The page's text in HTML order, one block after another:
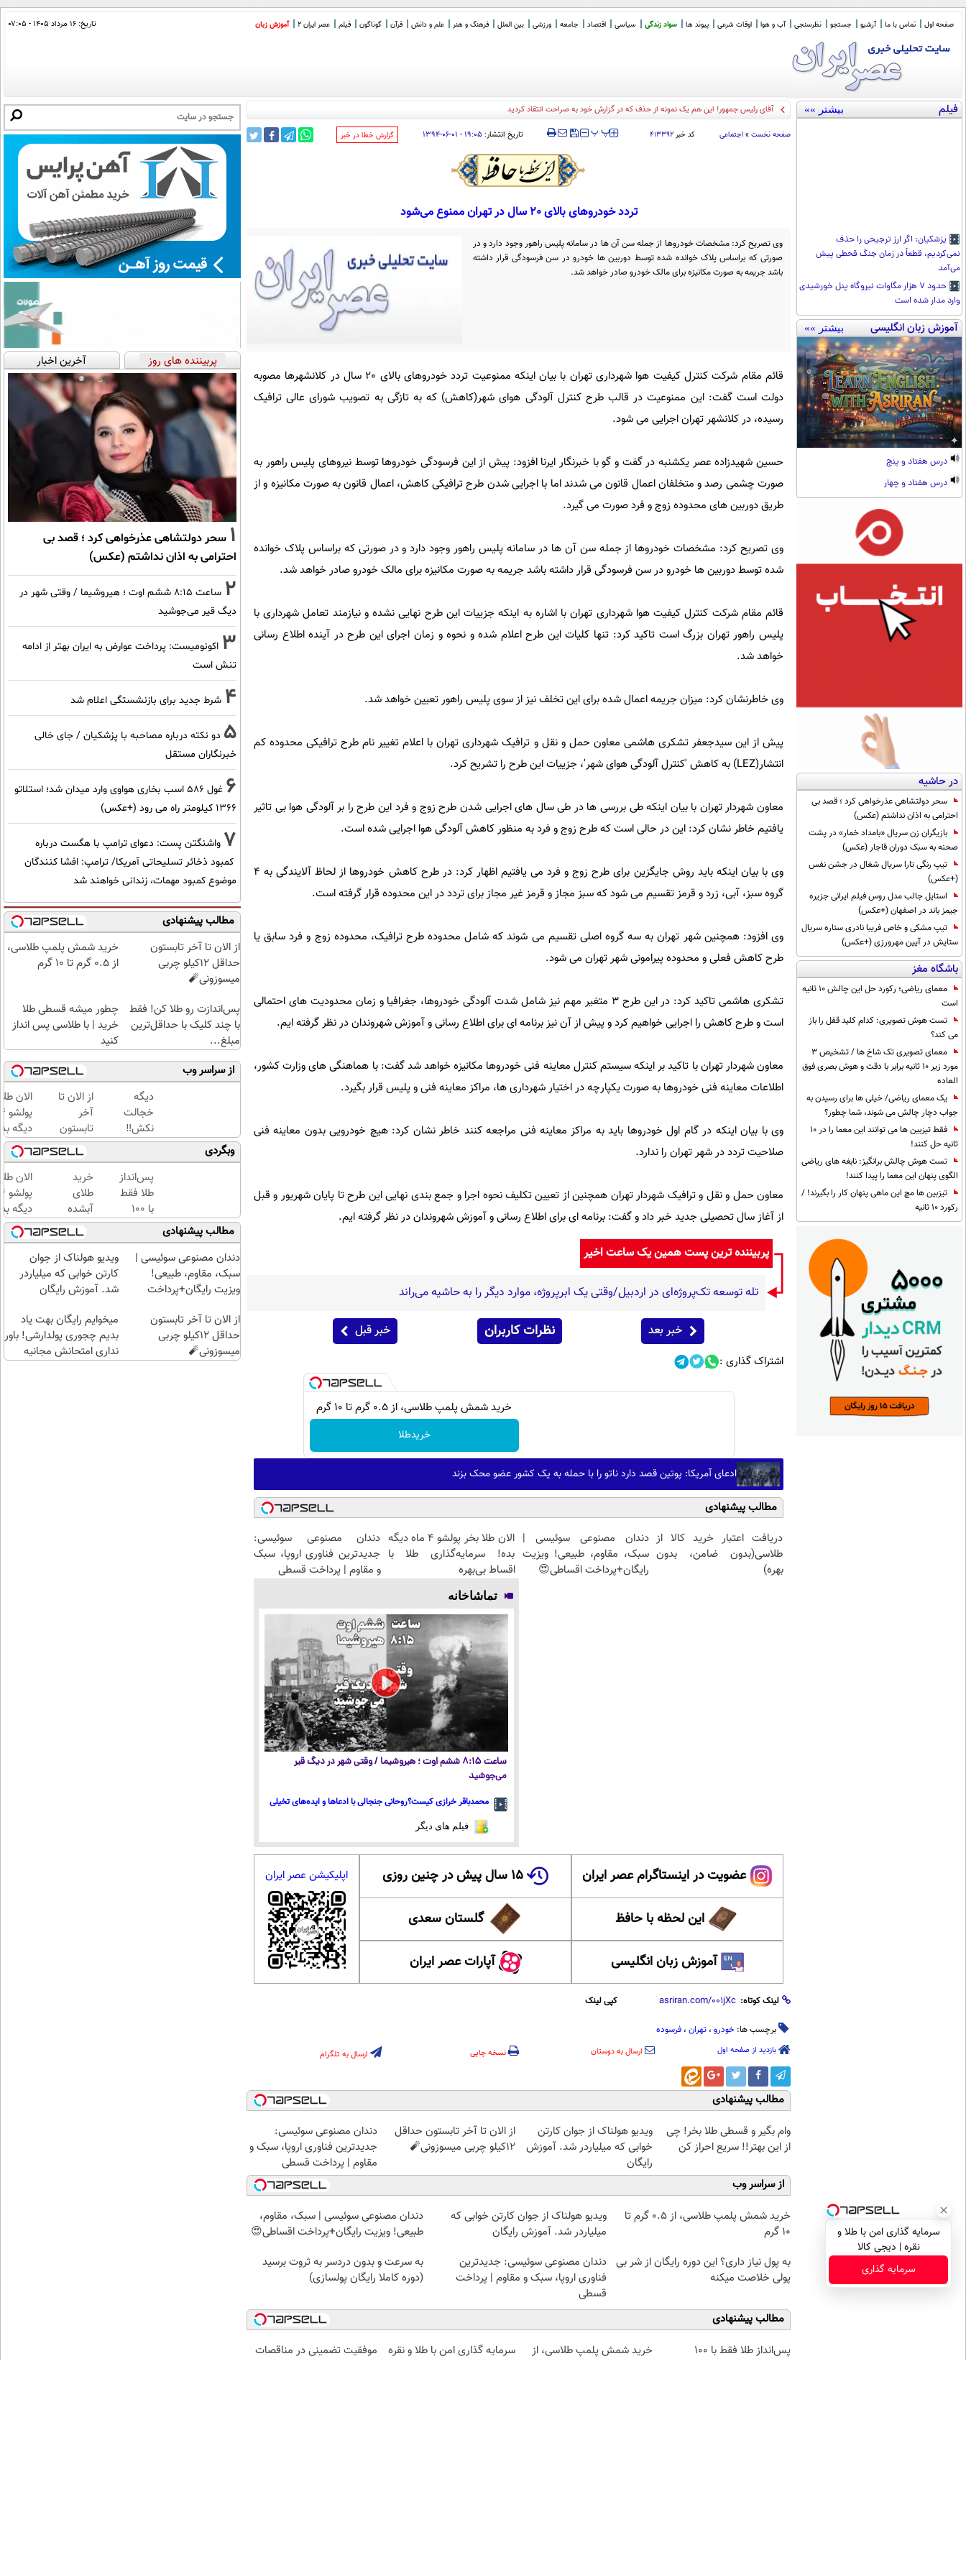
صفحه اول تماس با ما آرشیو جستجو نظرسنجی آب و هوا اوقات شرعی پیوند ها سواد زندگی سیاسی اقتصاد جامعه ورزشی بین الملل فرهنگ و هنر علم و دانش قرآن گوناگون فیلم عصر ایران 2 آموزش زبان تاریخ: ۱۶ مرداد ۱۴۰۵ - ۰۷:۰۵
فیلم بیشتر »»
پزشکیان: اگر ارز ترجیحی را حذف
نمی‌کردیم، قطعاً در زمان جنگ قحطی پیش
می‌آمد
حدود ۷ هزار مگاوات نیروگاه پنل خورشیدی
وارد مدار شده است
آموزش زبان انگلیسی بیشتر »»
درس هفتاد و پنج
درس هفتاد و چهار
در حاشیه
سحر دولتشاهی عذرخواهی کرد ؛ قصد بی
احترامی به اذان نداشتم (عکس)
بازیگران زن سریال «بامداد خمار» در پشت
صحنه به سبک دوران قاجار (عکس)
تیپ رنگی تارا سریال شغال در جشن نفس
(+عکس)
استایل جالب مدل روس فیلم ایرانی جزیره
جیمز باند در اصفهان (+عکس)
تیپ مشکی و خاص فریبا نادری ستاره سریال
ستایش در آیین مهرورزی (+عکس)
باشگاه مغز
معمای ریاضی؛ رکورد حل این چالش 10 ثانیه
است
تست هوش تصویری: کدام کلید قفل را باز
می کند؟
معمای تصویری تک شاخ ها / تشخیص 3
مورد زیر 10 ثانیه برابر با دقت و هوش بصری فوق
العاده
یک معمای ریاضی/ خیلی ها برای رسیدن به
جواب دچار چالش می شوند، شما چطور؟
فقط تیزبین ها می توانند این معما را در 10
ثانیه حل کنند!
تست هوش چالش برانگیز: نابغه های ریاضی
الگوی پنهان این معما را پیدا کنند!
تیزبین ها مچ این ماهی پنهان کار را بگیرند! /
رکورد 10 ثانیه
محسن_
صفحه نخست » اجتماعی کد خبر۴۱۳۳۹۲ ‍‍‍ پ پ تاریخ انتشار: ۱۹:۰۵ - ۰۱-۰۶-۱۳۹۴ ‌گزارش خطا در خبر
تردد خودروهای بالای 20 سال در تهران ممنوع می‌شود
وی تصریح کرد: مشخصات خودروها از جمله سن آن ها در سامانه پلیس راهور وجود دارد و در
صورتی که براساس پلاک خوانده شده توسط دوربین ها خودرو در سن فرسودگی قرار داشته
باشد جریمه به صورت مکانیزه برای مالک خودرو صادر خواهد شد.
قائم مقام شرکت کنترل کیفیت هوا شهرداری تهران با بیان اینکه ممنوعیت تردد خودروهای بالای 20 سال در کلانشهرها مصوبه
دولت است گفت: این ممنوعیت در قالب طرح کنترل آلودگی هوای شهر(کاهش) که به تازگی به تصویب شورای عالی ترافیک
رسیده، در کلانشهر تهران اجرایی می شود.
حسین شهیدزاده عصر یکشنبه در گفت و گو با خبرنگار ایرنا افزود: پیش از این فرسودگی خودروها توسط نیروهای پلیس راهور به
صورت چشمی رصد و متخلفان اعمال قانون می شدند اما با اجرایی شدن طرح ترافیکی کاهش، اعمال قانون به صورت مکانیزه و از
طریق دوربین های محدوده زوج و فرد صورت می گیرد.
وی تصریح کرد: مشخصات خودروها از جمله سن آن ها در سامانه پلیس راهور وجود دارد و در صورتی که براساس پلاک خوانده
شده توسط دوربین ها خودرو در سن فرسودگی قرار داشته باشد جریمه به صورت مکانیزه برای مالک خودرو صادر خواهد شد.
قائم مقام شرکت کنترل کیفیت هوا شهرداری تهران با اشاره به اینکه جزییات این طرح نهایی نشده و نیازمند تعامل شهرداری با
پلیس راهور تهران بزرگ است تاکید کرد: تنها کلیات این طرح اعلام شده و نحوه و زمان اجرای این طرح در آینده اطلاع رسانی
خواهد شد.
وی خاطرنشان کرد: میزان جریمه اعمال شده برای این تخلف نیز از سوی پلیس راهور تعیین خواهد شد.
پیش از این سیدجعفر تشکری هاشمی معاون حمل و نقل و ترافیک شهرداری تهران با اعلام تغییر نام طرح ترافیکی محدوده کم
انتشار(LEZ) به کاهش 'کنترل آلودگی هوای شهر'، جزییات این طرح را تشریح کرد.
معاون شهردار تهران با بیان اینکه طی بررسی ها در طی سال های اجرایی شدن طرح زوج و فرد این طرح را بر آلودگی هوا بی تاثیر
یافتیم خاطر نشان کرد: این در حالی است که طرح زوج و فرد به منظور کاهش آلودگی هوا اجرایی شده است.
وی با بیان اینکه باید روش جایگزین برای طرح زوج و فرد می یافتیم اظهار کرد: در طرح کاهش خودروها از لحاظ آلایندگی به 4
گروه سبز، آبی، زرد و قرمز تقسیم می شود که سبز مجاز و قرمز غیر مجاز برای تردد در این محدوده قرار گرفته است.
وی افزود: همچنین شهر تهران به سه گروه اصلی تقسیم می شوند که شامل محدوده طرح ترافیک، محدوده زوج و فرد سابق یا
طرح کاهش فعلی و محدوده پیرامونی شهر تهران می شود.
تشکری هاشمی تاکید کرد: در این طرح 3 متغیر مهم نیز شامل شدت آلودگی خودروها، جغرافیا و زمان محدودیت های احتمالی
است و طرح کاهش را اجرایی خواهیم کرد و پیش از آن نیز برنامه ای برای اطلاع رسانی و آموزش شهروندان در نظر گرفته ایم.
معاون شهردار تهران با تاکید بر اینکه سیستم کنترل معاینه فنی خودروها مکانیزه خواهد شد گفت: با هماهنگی های وزارت کشور،
اطلاعات معاینه فنی خودروها به صورت یکپارچه در اختیار شهرداری ها، مراکز معاینه فنی و پلیس قرار بگیرد.
وی با بیان اینکه در گام اول خودروها باید به مراکز معاینه فنی مراجعه کنند خاطر نشان کرد: هیچ خودرویی بدون معاینه فنی
صلاحیت تردد در شهر تهران را ندارد.
معاون حمل و نقل و ترافیک شهردار تهران همچنین از تعیین تکلیف نحوه اجرا و جمع بندی نهایی این طرح تا پایان شهریور و قبل
از آغاز سال تحصیلی جدید خبر داد و گفت: برنامه ای برای اطلاع رسانی و آموزش شهروندان در نظر گرفته ایم.
پربیننده ترین پست همین یک ساعت اخیر
تله توسعه تک‌پروژه‌ای در اردبیل/وقتی یک ابرپروژه، موارد دیگر را به حاشیه می‌راند
خبر بعد نظرات کاربران خبر قبل
اشتراک گذاری :
خرید شمش پلمپ طلاسی، از ۰.۵ گرم تا ۱۰ گرم
خریدطلا
ادعای آمریکا: پوتین قصد دارد ناتو را با حمله به یک کشور عضو محک بزند
مطالب پیشنهادی
دریافت اعتبار خرید کالا از
طلاسی(بدون ضامن، بدون
بهره)
دندان مصنوعی سوئیسی |
سبک، مقاوم، طبیعی! ویزیت
رایگان+پرداخت اقساطی😍
الان طلا بخر پولشو 4 ماه دیگه
بده! سرمایه‌گذاری طلا با
اقساط بی‌بهره
دندان مصنوعی سوئیسی:
جدیدترین فناوری اروپا، سبک
و مقاوم | پرداخت قسطی
تماشاخانه
ساعت ۸:۱۵ ششم اوت ؛ هیروشیما / وقتی شهر در دیگ قیر
می‌جوشید
محمدباقر خرازی کیست؟روحانی جنجالی با ادعاها و ایده‌های تخیلی
فیلم های دیگر
عضویت در اینستاگرام عصر ایران ۱۵ سال پیش در چنین روزی
این لحظه با حافظ گلستان سعدی
آموزش زبان انگلیسی آپارات عصر ایران
اپلیکیشن عصر ایران
لینک کوتاه: کپی لینک
برچسب ها: خودرو ، تهران ، فرسوده
بازدید از صفحه اول ارسال به دوستان نسخه چاپی ارسال به تلگرام
مطالب پیشنهادی
وام بگیر و قسطی طلا بخر! چی
از این بهتر!! سریع احراز کن
ویدیو هولناک از جوان کارتن
خوابی که میلیاردر شد. آموزش
رایگان
از الان تا آخر تابستون حداقل
12کیلو چربی میسوزونی🧨
دندان مصنوعی سوئیسی:
جدیدترین فناوری اروپا، سبک و
مقاوم | پرداخت قسطی
از سراسر وب
خرید شمش پلمپ طلاسی، از ۰.۵ گرم تا
۱۰ گرم
ویدیو هولناک از جوان کارتن خوابی که
میلیاردر شد. آموزش رایگان
دندان مصنوعی سوئیسی | سبک، مقاوم،
طبیعی! ویزیت رایگان+پرداخت اقساطی😍
به پول نیاز داری؟ این دوره رایگان از شر بی
پولی خلاصت میکنه
دندان مصنوعی سوئیسی: جدیدترین
فناوری اروپا، سبک و مقاوم | پرداخت
قسطی
به سرعت و بدون دردسر به ثروت برسید
(دوره کاملا رایگان پولسازی)
مطالب پیشنهادی
پس‌انداز طلا فقط با ۱۰۰
خرید شمش پلمپ طلاسی، از
سرمایه گذاری امن با طلا و نقره
موفقیت تضمینی در مناقصات
پربیننده های روز آخرین اخبار
1 سحر دولتشاهی عذرخواهی کرد ؛ قصد بی
احترامی به اذان نداشتم (عکس)
2
ساعت ۸:۱۵ ششم اوت ؛ هیروشیما / وقتی شهر در
دیگ قیر می‌جوشید
3 اکونومیست: پرداخت عوارض به ایران بهتر از ادامه
تنش است
4 شرط جدید برای بازنشستگی اعلام شد
5 دو نکته درباره مصاحبه با پزشکیان / جای خالی
خبرنگاران مستقل
6
غول 586 اسب بخاری هواوی وارد میدان شد؛ استلاتو
1366 کیلومتر راه می رود (+عکس)
7 واشنگتن پست: دعوای ترامپ با هگست درباره
کمبود ذخائر تسلیحاتی آمریکا/ ترامپ: افشا کنندگان
موضوع کمبود مهمات، زندانی خواهند شد
مطالب پیشنهادی
از الان تا آخر تابستون
حداقل 12کیلو چربی
میسوزونی🧨
خرید شمش پلمپ طلاسی،
از ۰.۵ گرم تا ۱۰ گرم
پس‌اندازت رو طلا کن! فقط
با چند کلیک با حداقل‌ترین
مبلغ...
چطور میشه قسطی طلا
خرید | با طلاسی پس انداز
کنید
از سراسر وب
دیگه
خجالت
نکش‼️
اینجا
قسطی
مو بکار
(تضمینی)
از الان تا
آخر
تابستون
حداقل
12کیلو
چربی
میسوزونی
🧨
الان
دیگه
طلا با
بی‌بهره
وبگردی
پس‌انداز
طلا فقط
با ۱۰۰
هزارتومان
(امن و
راحت)
خرید
طلای
آبشده
حتی با
۱۰۰هزارتومان
الان
دیگه
طلا با
بی‌بهره
مطالب پیشنهادی
دندان مصنوعی سوئیسی |
سبک، مقاوم، طبیعی!
ویزیت رایگان+پرداخت
ویدیو هولناک از جوان
کارتن خوابی که میلیاردر
شد. آموزش رایگان
از الان تا آخر تابستون
حداقل 12کیلو چربی
میسوزونی🧨
میخوایم رایگان بهت یاد
بدیم چجوری پولدارشی! باور
نداری امتحانش مجانیه
سرمایه گذاری امن با طلا و
نقره | دیجی کالا
سرمایه گذاری